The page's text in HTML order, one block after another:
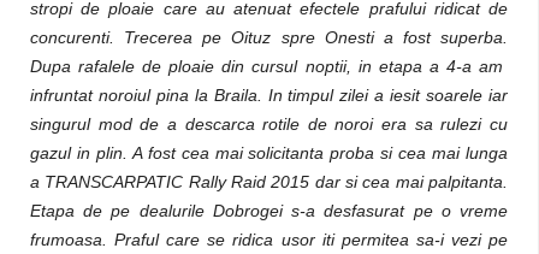
stropi de ploaie care au atenuat efectele prafului ridicat de
concurenti. Trecerea pe Oituz spre Onesti a fost superba.
Dupa rafalele de ploaie din cursul noptii, in etapa a 4-a am
infruntat noroiul pina la Braila. In timpul zilei a iesit soarele iar
singurul mod de a descarca rotile de noroi era sa rulezi cu
gazul in plin. A fost cea mai solicitanta proba si cea mai lunga
a TRANSCARPATIC Rally Raid 2015 dar si cea mai palpitanta.
Etapa de pe dealurile Dobrogei s-a desfasurat pe o vreme
frumoasa. Praful care se ridica usor iti permitea sa-i vezi pe